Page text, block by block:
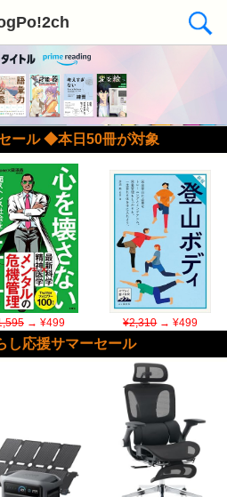
ール ◆本日50冊が対象
→ ¥499 ¥2,310→ ¥499
し応援サマーセール